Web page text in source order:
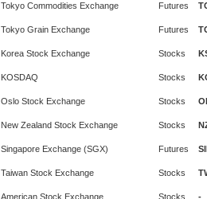
Tokyo Commodities Exchange Futures
Tokyo Grain Exchange Futures
Korea Stock Exchange Stocks
KOSDAQ Stocks
Oslo Stock Exchange Stocks
New Zealand Stock Exchange Stocks
Singapore Exchange (SGX) Futures
Taiwan Stock Exchange Stocks
American Stock Exchange Stocks -